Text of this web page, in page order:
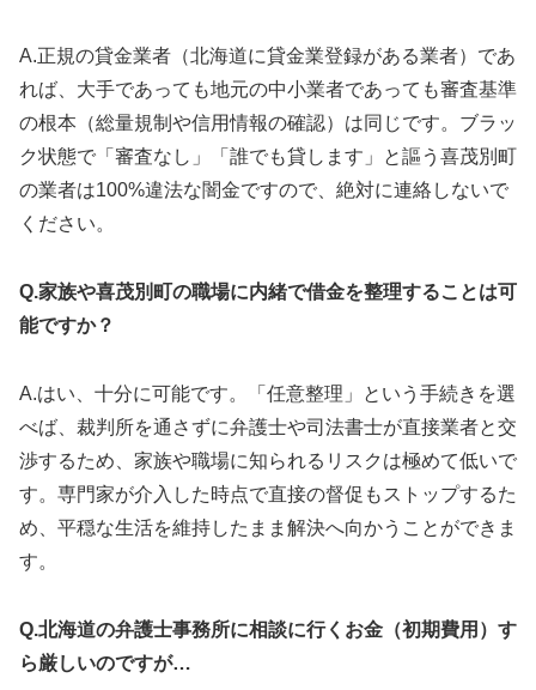
A.正規の貸金業者（北海道に貸金業登録がある業者）であ
れば、大手であっても地元の中小業者であっても審査基準
の根本（総量規制や信用情報の確認）は同じです。ブラッ
ク状態で「審査なし」「誰でも貸します」と謳う喜茂別町
の業者は100%違法な闇金ですので、絶対に連絡しないで
ください。
Q.家族や喜茂別町の職場に内緒で借金を整理することは可
能ですか？
A.はい、十分に可能です。「任意整理」という手続きを選
べば、裁判所を通さずに弁護士や司法書士が直接業者と交
渉するため、家族や職場に知られるリスクは極めて低いで
す。専門家が介入した時点で直接の督促もストップするた
め、平穏な生活を維持したまま解決へ向かうことができま
す。
Q.北海道の弁護士事務所に相談に行くお金（初期費用）す
ら厳しいのですが…